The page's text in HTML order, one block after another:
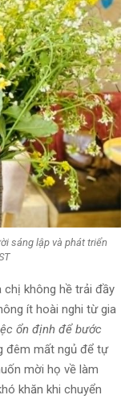
sáng lập và phát triển
chị không hề trải đầy
ít hoài nghi từ gia
ổn định để bước
đêm mất ngủ để tự
mời họ về làm
khăn khi chuyển